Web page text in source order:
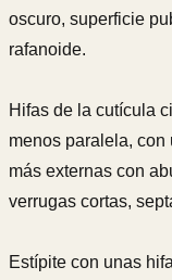
oscuro, superficie
rafanoide.
Hifas de la cutícula
menos paralela, con
más externas con
verrugas cortas,
Estípite con unas